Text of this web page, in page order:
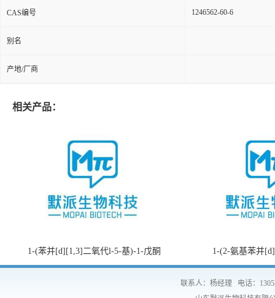
CAS编号 1246562-60-6
别名
产地/厂商
相关产品：
1-(苯并[d][1,3]二氧代l-5-基)-1-戊酮 1-(2-氨基苯并
联系人：杨经理 电话：